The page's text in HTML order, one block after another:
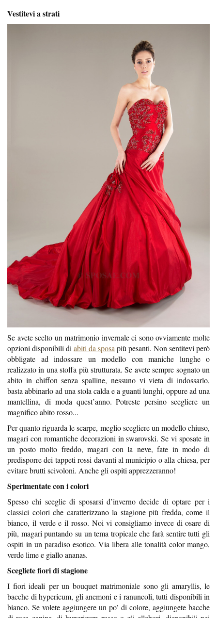
Vestitevi a strati
Se avete scelto un matrimonio invernale ci sono ovviamente molte
opzioni disponibili di abiti da sposa più pesanti. Non sentitevi però
obbligate ad indossare un modello con maniche lunghe o
realizzato in una stoffa più strutturata. Se avete sempre sognato un
abito in chiffon senza spalline, nessuno vi vieta di indossarlo,
basta abbinarlo ad una stola calda e a guanti lunghi, oppure ad una
mantellina, di moda quest’anno. Potreste persino scegliere un
magnifico abito rosso...
Per quanto riguarda le scarpe, meglio scegliere un modello chiuso,
magari con romantiche decorazioni in swarovski. Se vi sposate in
un posto molto freddo, magari con la neve, fate in modo di
predisporre dei tappeti rossi davanti al municipio o alla chiesa, per
evitare brutti scivoloni. Anche gli ospiti apprezzeranno!
Sperimentate con i colori
Spesso chi sceglie di sposarsi d’inverno decide di optare per i
classici colori che caratterizzano la stagione più fredda, come il
bianco, il verde e il rosso. Noi vi consigliamo invece di osare di
più, magari puntando su un tema tropicale che farà sentire tutti gli
ospiti in un paradiso esotico. Via libera alle tonalità color mango,
verde lime e giallo ananas.
Scegliete fiori di stagione
I fiori ideali per un bouquet matrimoniale sono gli amaryllis, le
bacche di hypericum, gli anemoni e i ranuncoli, tutti disponibili in
bianco. Se volete aggiungere un po’ di colore, aggiungete bacche